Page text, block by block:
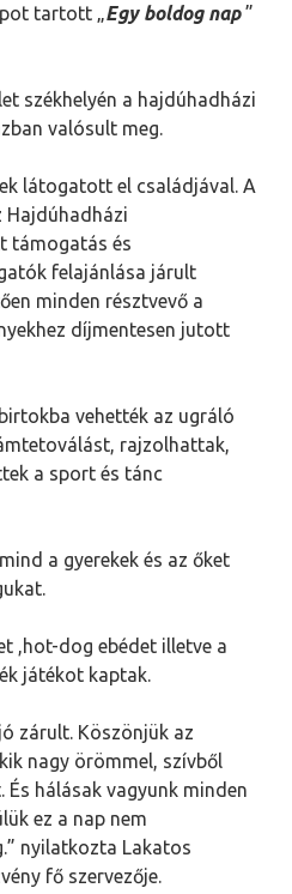
tartott „Egy boldog nap”
székhelyén a hajdúhadházi
valósult meg.
látogatott el családjával. A
Hajdúhadházi
támogatás és
felajánlása járult
minden résztvevő a
díjmentesen jutott
vehették az ugráló
rajzolhattak,
a sport és tánc
a gyerekek és az őket
,hot-dog ebédet illetve a
játékot kaptak.
zárult. Köszönjük az
nagy örömmel, szívből
hálásak vagyunk minden
ez a nap nem
nyilatkozta Lakatos
fő szervezője.